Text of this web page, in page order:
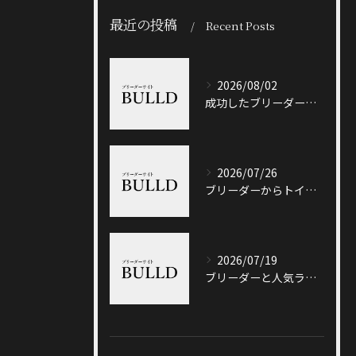
最近の投稿 Recent Posts
2026/08/02
成功したブリーダーと岐阜県加茂郡八百津町で信頼できる出会い方徹底ガイド
2026/07/26
ブリーダーからトイプードルを迎える前に知っておきたい選び方と価格相場のポイント
2026/07/19
ブリーダーと人気ランキングで土岐市の選び方や信頼性を徹底解説